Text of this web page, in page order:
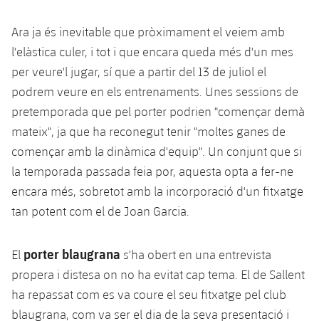
Fotos
Història
Palmarès
Infantil
Aleví
Notícies
Atletisme
plusicon
més
Actualitat
Masculí
Femení
Agenda
Bàsquet en cadira de rodes
plusicon
més
Actualitat
Jugadors
Calendari
Resultats
Classificació
Hockey gel
plusicon
més
Actualitat
Jugadors
Calendari
Resultats
Hoquei herba
plusicon
més
Notícies
Hockey Herba Masculí
Hockey Herba Femení
Patinatge artístic
plusicon
més
Plantilla
Agenda
Rugby
plusicon
més
Actualitat
Voleibol
Ara ja és inevitable que pròximament el veiem amb
l'elàstica culer, i tot i que encara queda més d'un mes
per veure'l jugar, sí que a partir del 13 de juliol el
podrem veure en els entrenaments. Unes sessions de
pretemporada que pel porter podrien "començar demà
mateix", ja que ha reconegut tenir "moltes ganes de
començar amb la dinàmica d'equip". Un conjunt que si
la temporada passada feia por, aquesta opta a fer-ne
encara més, sobretot amb la incorporació d'un fitxatge
tan potent com el de Joan Garcia.
El porter blaugrana s'ha obert en una entrevista
propera i distesa on no ha evitat cap tema. El de Sallent
ha repassat com es va coure el seu fitxatge pel club
blaugrana, com va ser el dia de la seva presentació i